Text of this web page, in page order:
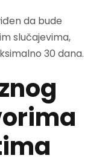
da bude
slučajevima,
30 dana.